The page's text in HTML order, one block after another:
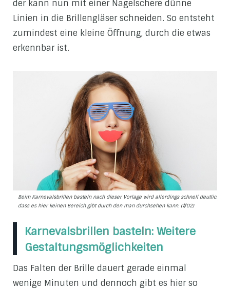
der kann nun mit einer Nagelschere dünne
Linien in die Brillengläser schneiden. So entsteht
zumindest eine kleine Öffnung, durch die etwas
erkennbar ist.
Beim Karnevalsbrillen basteln nach dieser Vorlage wird allerdings schnell deutlich,
dass es hier keinen Bereich gibt durch den man durchsehen kann. (#02)
Karnevalsbrillen basteln: Weitere
Gestaltungsmöglichkeiten
Das Falten der Brille dauert gerade einmal
wenige Minuten und dennoch gibt es hier so